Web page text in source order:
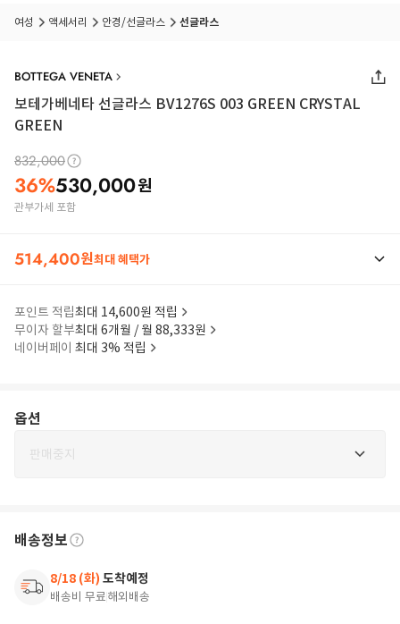
여성 액세서리 안경/선글라스 선글라스
BOTTEGA VENETA
보테가베네타 선글라스 BV1276S 003 GREEN CRYSTAL
GREEN
832,000
36%530,000원
관부가세 포함
514,400원최대 혜택가
포인트 적립최대 14,600원 적립
무이자 할부최대 6개월 / 월 88,333원
네이버페이 최대 3% 적립
옵션
판매중지
배송정보
8/18 (화) 도착예정
배송비 무료해외배송